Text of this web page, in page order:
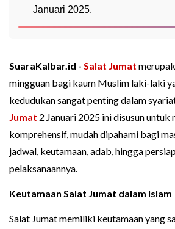
Januari 2025.
SuaraKalbar.id - Salat Jumat
mingguan bagi kaum Muslim laki-laki
kedudukan sangat penting dalam
Jumat 2 Januari 2025 ini disusun
komprehensif, mudah dipahami bagi
jadwal, keutamaan, adab, hingga
pelaksanaannya.
Keutamaan Salat Jumat dalam Islam
Salat Jumat memiliki keutamaan yang